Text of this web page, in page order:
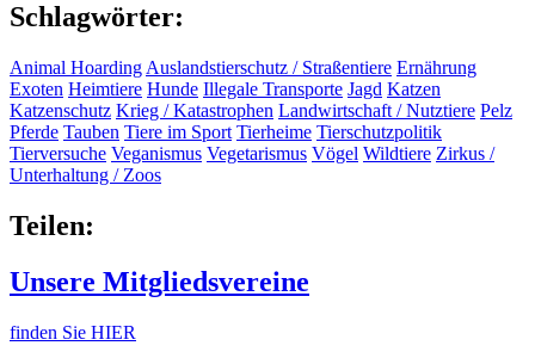
Schlagwörter:
Animal Hoarding Auslandstierschutz / Straßentiere Ernährung
Exoten Heimtiere Hunde Illegale Transporte Jagd Katzen
Katzenschutz Krieg / Katastrophen Landwirtschaft / Nutztiere Pelz
Pferde Tauben Tiere im Sport Tierheime Tierschutzpolitik
Tierversuche Veganismus Vegetarismus Vögel Wildtiere Zirkus /
Unterhaltung / Zoos
Teilen:
Unsere Mitgliedsvereine
finden Sie HIER